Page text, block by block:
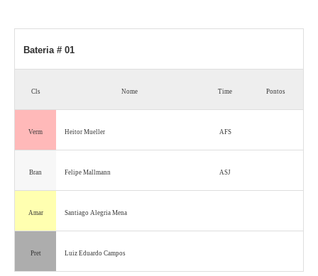
Bateria # 01
Cls Nome Time Pontos
Verm Heitor Mueller AFS
Bran Felipe Mallmann ASJ
Amar Santiago Alegria Mena
Pret Luiz Eduardo Campos